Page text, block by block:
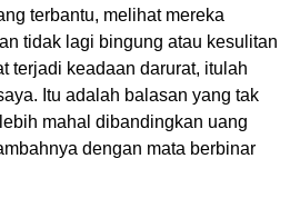
terbantu, melihat mereka
tidak lagi bingung atau kesulitan
terjadi keadaan darurat, itulah
Itu adalah balasan yang tak
mahal dibandingkan uang
dengan mata berbinar